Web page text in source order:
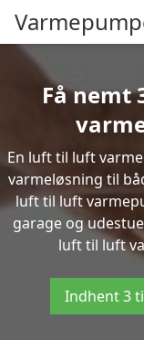
Få nemt
En luft til luft
varmeløsning til
luft til luft
garage og
luft til luft
Indhent 3